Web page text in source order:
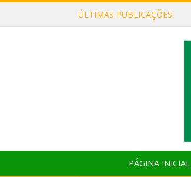
ÚLTIMAS PUBLICAÇÕES:
PÁGINA INICIAL